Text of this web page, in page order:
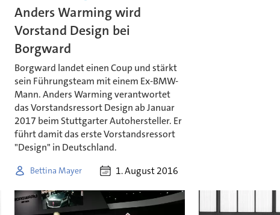
Anders Warming wird
Vorstand Design bei
Borgward
Borgward landet einen Coup und stärkt
sein Führungsteam mit einem Ex-BMW-
Mann. Anders Warming verantwortet
das Vorstandsressort Design ab Januar
2017 beim Stuttgarter Autohersteller. Er
führt damit das erste Vorstandsressort
"Design" in Deutschland.
Bettina Mayer 1. August 2016